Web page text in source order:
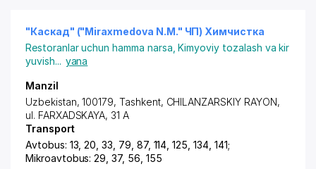
"Каскад" ("Miraxmedova N.M." ЧП) Химчистка
Restoranlar uchun hamma narsa ,Kimyoviy tozalash va kir
yuvish... yana
Manzil
Uzbekistan, 100179, Tashkent, CHILANZARSKIY RAYON,
ul. FARXADSKAYA, 31 A
Transport
Avtobus: 13, 20, 33, 79, 87, 114, 125, 134, 141;
Mikroavtobus: 29, 37, 56, 155